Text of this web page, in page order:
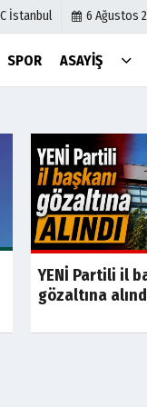
İstanbul 6 Ağustos
SPOR ASAYIŞ
YENİ Partili il
gözaltına